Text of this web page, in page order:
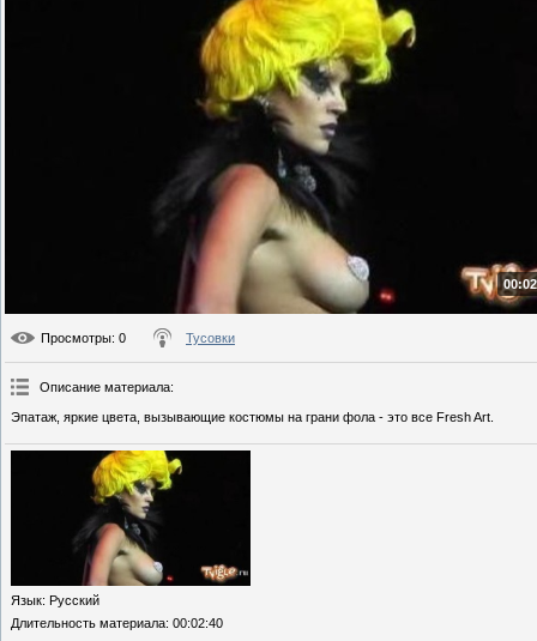
Просмотры: 0 Тусовки
Описание материала:
Эпатаж, яркие цвета, вызывающие костюмы на грани фола - это все Fresh Art.
Язык: Русский
Длительность материала: 00:02:40